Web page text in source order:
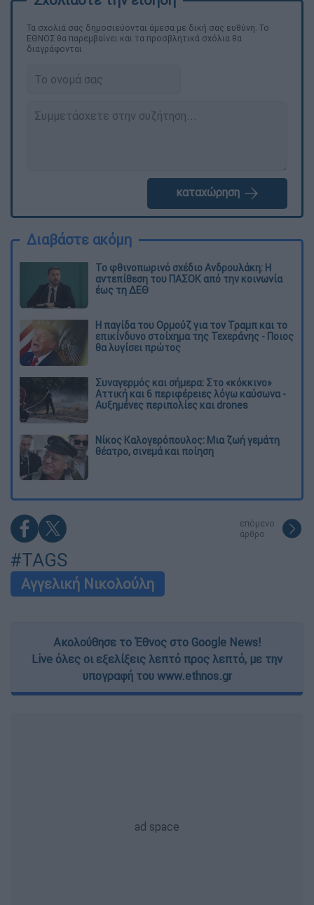
Τα σχολιά σας δημοσιεύονται άμεσα με δική σας ευθύνη. Το
ΕΘΝΟΣ θα παρεμβαίνει και τα προσβλητικά σχόλια θα
διαγράφονται
καταχώρηση
Διαβάστε ακόμη
Το φθινοπωρινό σχέδιο Ανδρουλάκη: Η
αντεπίθεση του ΠΑΣΟΚ από την κοινωνία
έως τη ΔΕΘ
Η παγίδα του Ορμούζ για τον Τραμπ και το
επικίνδυνο στοίχημα της Τεχεράνης - Ποιος
θα λυγίσει πρώτος
Συναγερμός και σήμερα: Στο «κόκκινο»
Αττική και 6 περιφέρειες λόγω καύσωνα -
Αυξημένες περιπολίες και drones
Νίκος Καλογερόπουλος: Μια ζωή γεμάτη
θέατρο, σινεμά και ποίηση
επόμενο
άρθρο
#TAGS
Αγγελική Νικολούλη
Ακολούθησε το Έθνος στο Google News!
Live όλες οι εξελίξεις λεπτό προς λεπτό, με την
υπογραφή του www.ethnos.gr